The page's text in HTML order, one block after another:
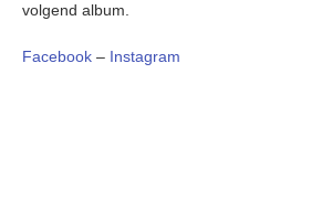
volgend album.
Facebook – Instagram